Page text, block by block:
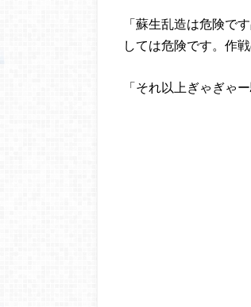
「蘇生乱造は危険で
しては危険です。作
「それ以上ぎゃぎゃ